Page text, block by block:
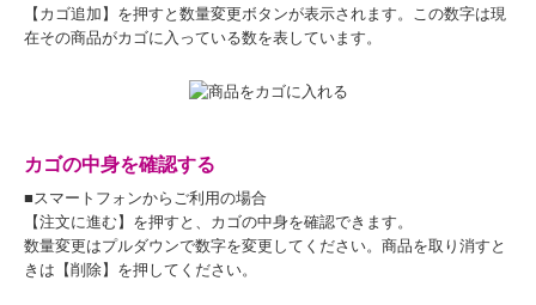
【カゴ追加】を押すと数量変更ボタンが表示されます。この数字は現
在その商品がカゴに入っている数を表しています。
カゴの中身を確認する
■スマートフォンからご利用の場合
【注文に進む】を押すと、カゴの中身を確認できます。
数量変更はプルダウンで数字を変更してください。商品を取り消すと
きは【削除】を押してください。